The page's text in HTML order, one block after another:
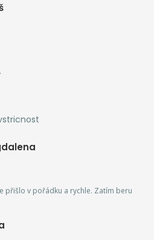
přišlo v pořádku a rychle. Zatím beru